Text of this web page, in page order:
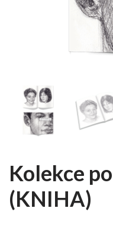
Kolekce
(KNIHA)